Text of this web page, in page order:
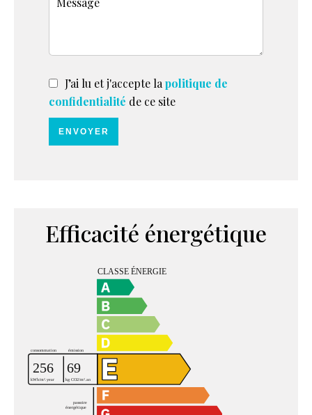
J’ai lu et j'accepte la politique de
confidentialité de ce site
ENVOYER
Efficacité énergétique